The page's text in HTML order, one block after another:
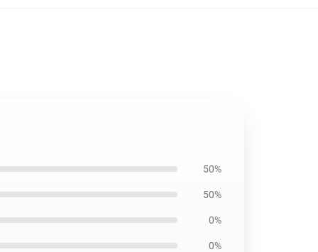
50%
50%
0%
0%